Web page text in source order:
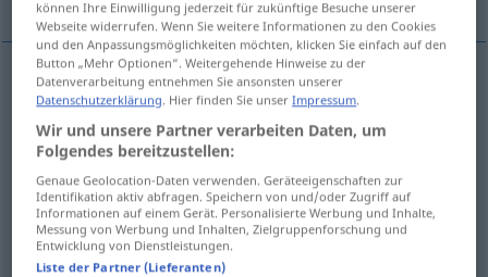
Übersteigenn escaladed’un mur
Besteigungf escaladed’une montagne
Erkletternn escalade
Kletternn escalade SPORT
können Ihre Einwilligung jederzeit für zukünftige Besuche unserer
Webseite widerrufen. Wenn Sie weitere Informationen zu den Cookies
und den Anpassungsmöglichkeiten möchten, klicken Sie einfach auf den
Button „Mehr Optionen“. Weitergehende Hinweise zu der
Datenverarbeitung entnehmen Sie ansonsten unserer
Datenschutzerklärung. Hier finden Sie unserImpressum.
Wir und unsere Partner verarbeiten Daten, um
Folgendes bereitzustellen:
Genaue Geolocation-Daten verwenden. Geräteeigenschaften zur
Identifikation aktiv abfragen. Speichern von und/oder Zugriff auf
Informationen auf einem Gerät. Personalisierte Werbung und Inhalte,
Messung von Werbung und Inhalten, Zielgruppenforschung und
Entwicklung von Dienstleistungen.
Liste der Partner (Lieferanten)